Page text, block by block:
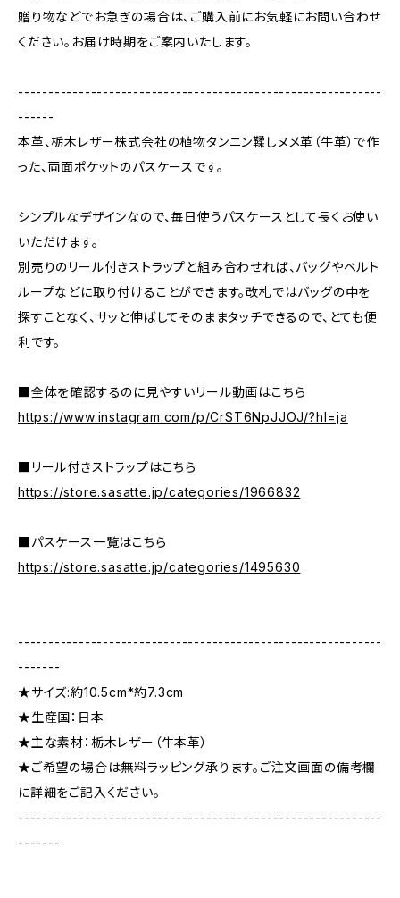
贈り物などでお急ぎの場合は、ご購入前にお気軽にお問い合わせ
ください。お届け時期をご案内いたします。
------------------------------------------------------------
------
本革、栃木レザー株式会社の植物タンニン鞣しヌメ革（牛革）で作
った、両面ポケットのパスケースです。
シンプルなデザインなので、毎日使うパスケースとして長くお使い
いただけます。
別売りのリール付きストラップと組み合わせれば、バッグやベルト
ループなどに取り付けることができます。改札ではバッグの中を
探すことなく、サッと伸ばしてそのままタッチできるので、とても便
利です。
■全体を確認するのに見やすいリール動画はこちら
https://www.instagram.com/p/CrST6NpJJOJ/?hl=ja
■リール付きストラップはこちら
https://store.sasatte.jp/categories/1966832
■パスケース一覧はこちら
https://store.sasatte.jp/categories/1495630
------------------------------------------------------------
-------
★サイズ:約10.5cm*約7.3cm
★生産国：日本
★主な素材：栃木レザー（牛本革）
★ご希望の場合は無料ラッピング承ります。ご注文画面の備考欄
に詳細をご記入ください。
------------------------------------------------------------
-------